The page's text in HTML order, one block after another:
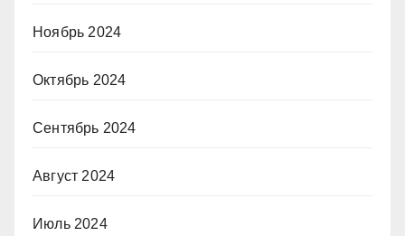
Ноябрь 2024
Октябрь 2024
Сентябрь 2024
Август 2024
Июль 2024